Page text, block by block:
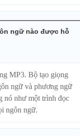
ngữ nào được hỗ
MP3. Bộ tạo giọng
ngữ và phương ngữ
nó như một trình đọc
ngôn ngữ.